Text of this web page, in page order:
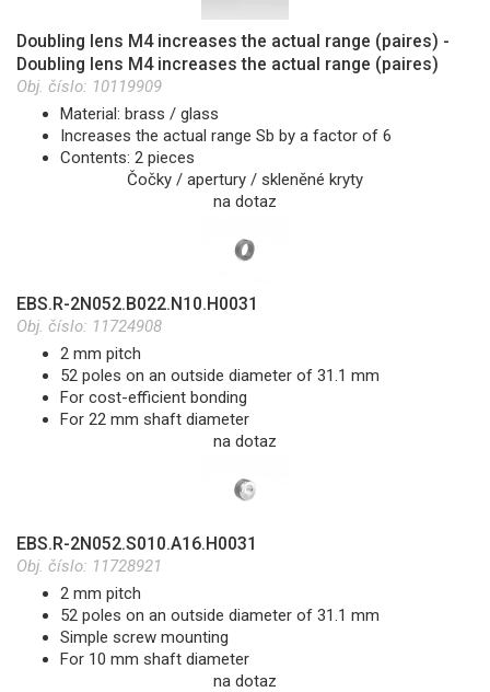
Doubling lens M4 increases the actual range (paires) -
Doubling lens M4 increases the actual range (paires)
Obj. číslo: 10119909
Material: brass / glass
Increases the actual range Sb by a factor of 6
Contents: 2 pieces
Čočky / apertury / skleněné kryty
na dotaz
EBS.R-2N052.B022.N10.H0031
Obj. číslo: 11724908
2 mm pitch
52 poles on an outside diameter of 31.1 mm
For cost-efficient bonding
For 22 mm shaft diameter
na dotaz
EBS.R-2N052.S010.A16.H0031
Obj. číslo: 11728921
2 mm pitch
52 poles on an outside diameter of 31.1 mm
Simple screw mounting
For 10 mm shaft diameter
na dotaz